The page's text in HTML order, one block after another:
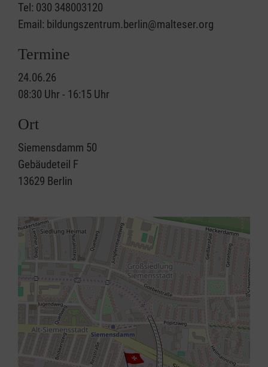
Tel: 030 348003120
Email: bildungszentrum.berlin@malteser.org
Termine
24.06.26
08:30 Uhr - 16:15 Uhr
Ort
Siemensdamm 50
Gebäudeteil F
13629 Berlin